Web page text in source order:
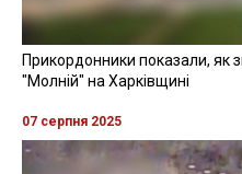
Прикордонники показали, як
"Молній" на Харківщині
07 серпня 2025